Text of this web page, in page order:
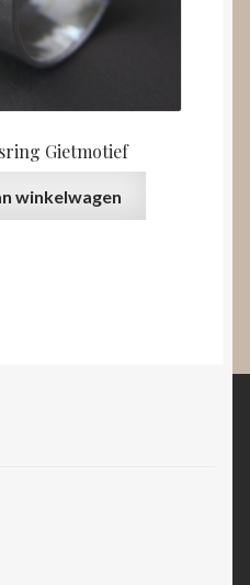
Gietmotief
winkelwagen